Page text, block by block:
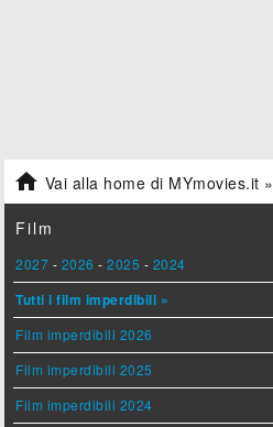
 Vai alla home di MYmovies.it »
Film
2027 - 2026 -2025 - 2024
Tutti i film imperdibili »
Film imperdibili 2026
Film imperdibili 2025
Film imperdibili 2024